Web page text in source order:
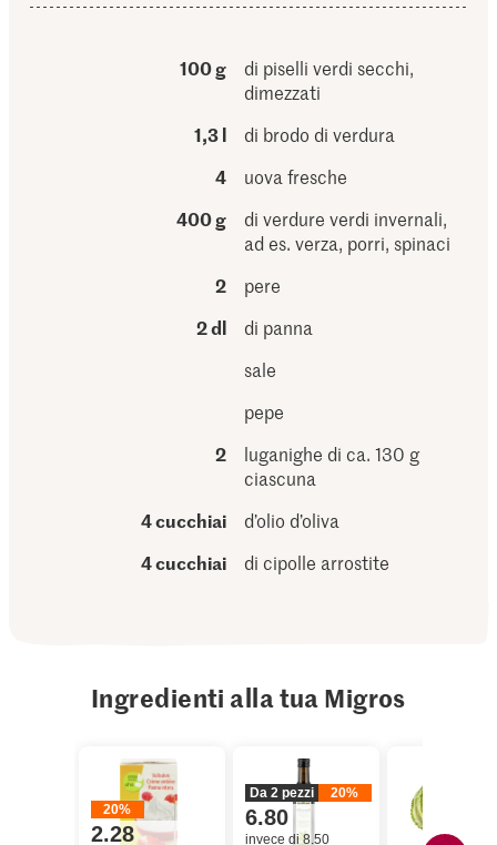
100 g
di piselli verdi secchi,
dimezzati
1,3 l
di brodo di verdura
4
uova fresche
400 g
di verdure verdi invernali,
ad es. verza, porri, spinaci
2
pere
2 dl
di panna
sale
pepe
2
luganighe di ca. 130 g
ciascuna
4 cucchiai
d’olio d’oliva
4 cucchiai
di cipolle arrostite
Ingredienti alla tua Migros
20%
2.28
Da 2 pezzi 20%
6.80
invece di 8.50